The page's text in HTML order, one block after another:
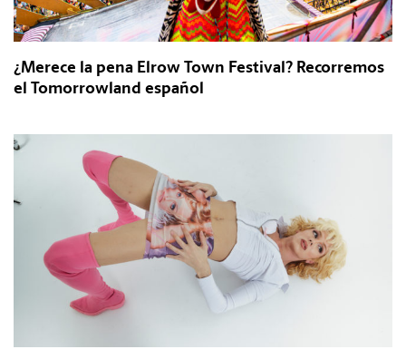
¿Merece la pena Elrow Town Festival? Recorremos
el Tomorrowland español